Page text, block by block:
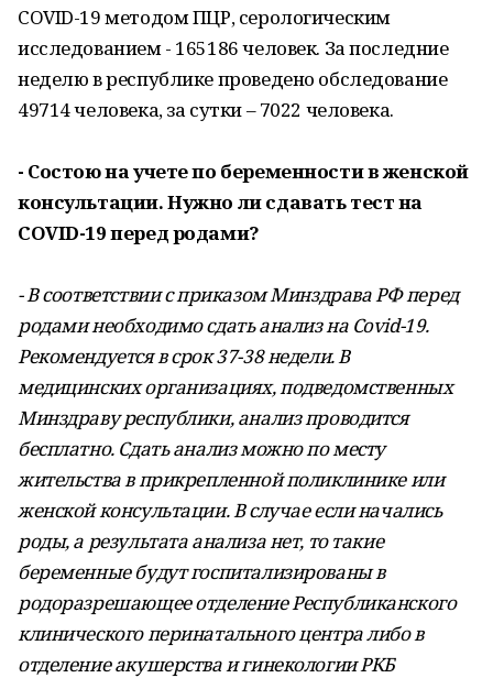
COVID-19 методом ПЦР, серологическим
исследованием - 165186 человек. За последние
неделю в республике проведено обследование
49714 человека, за сутки – 7022 человека.
- Состою на учете по беременности в женской
консультации. Нужно ли сдавать тест на
COVID-19 перед родами?
- В соответствии с приказом Минздрава РФ перед
родами необходимо сдать анализ на Covid-19.
Рекомендуется в срок 37-38 недели. В
медицинских организациях, подведомственных
Минздраву республики, анализ проводится
бесплатно. Сдать анализ можно по месту
жительства в прикрепленной поликлинике или
женской консультации. В случае если начались
роды, а результата анализа нет, то такие
беременные будут госпитализированы в
родоразрешающее отделение Республиканского
клинического перинатального центра либо в
отделение акушерства и гинекологии РКБ